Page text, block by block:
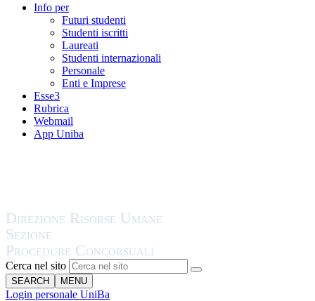
Info per
Futuri studenti
Studenti iscritti
Laureati
Studenti internazionali
Personale
Enti e Imprese
Esse3
Rubrica
Webmail
App Uniba
Cerca nel sito
SEARCH MENU
Login personale UniBa